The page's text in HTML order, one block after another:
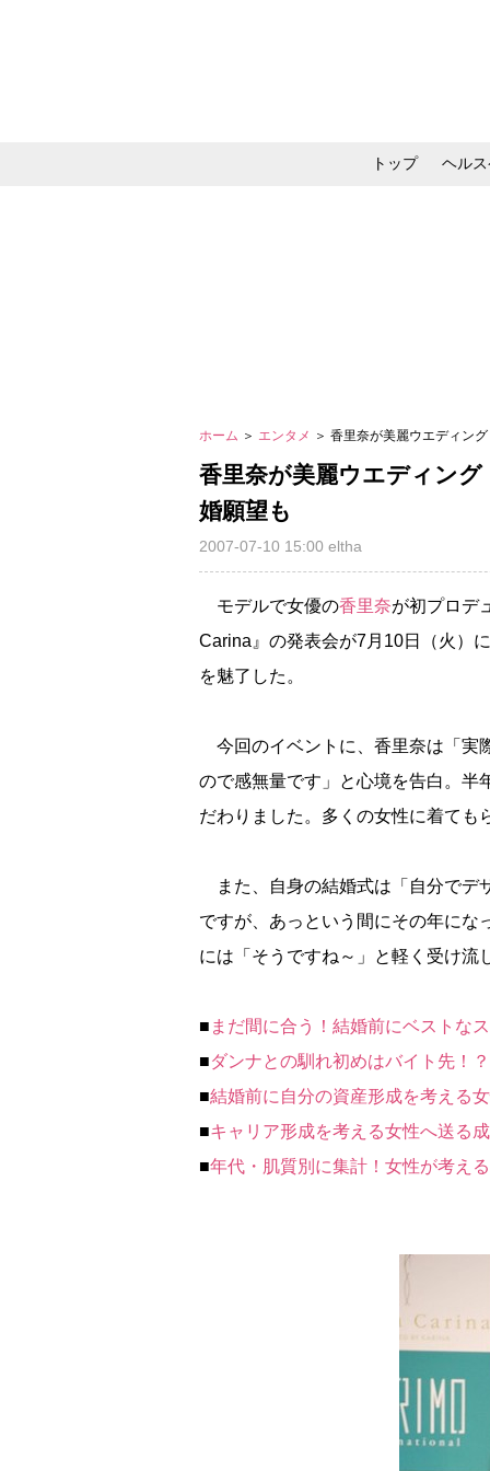
トップ ヘル
ホーム ＞ エンタメ ＞ 香里奈が美麗ウエディン
香里奈が美麗ウエディン
婚願望も
2007-07-10 15:00 eltha
モデルで女優の香里奈が初プロデ
Carina』の発表会が7月10日（火）
を魅了した。
今回のイベントに、香里奈は「実
ので感無量です」と心境を告白。半
だわりました。多くの女性に着ても
また、自身の結婚式は「自分でデ
ですが、あっという間にその年にな
には「そうですね～」と軽く受け流
■ まだ間に合う！結婚前にベストな
■ダンナとの馴れ初めはバイト先！
■結婚前に自分の資産形成を考える
■キャリア形成を考える女性へ送る
■年代・肌質別に集計！女性が考え